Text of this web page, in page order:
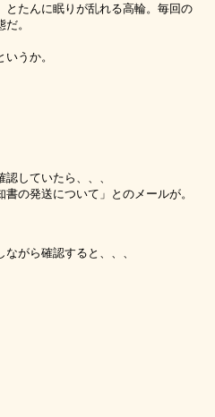
たんに眠りが乱れる高輪。毎回の
。
うか。
していたら、、、
の発送について」とのメールが。
がら確認すると、、、